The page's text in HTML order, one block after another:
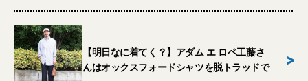
【明日なに着てく？】アダム エ ロペ工藤さ
んはオックスフォードシャツを脱トラッドで
>